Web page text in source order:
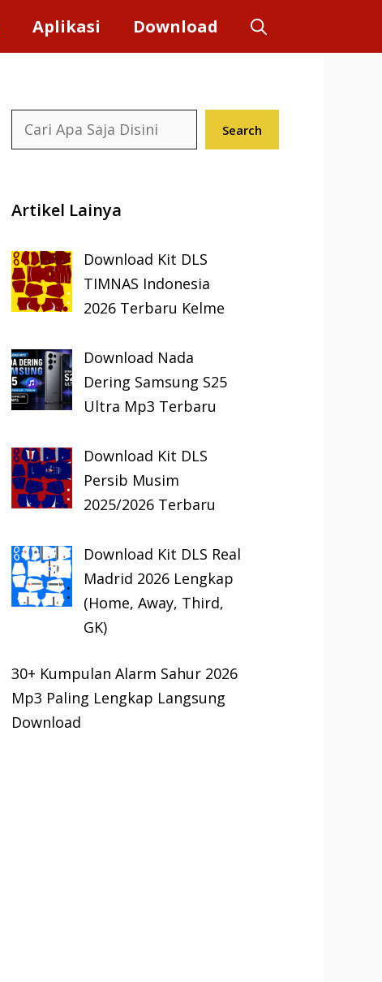
Aplikasi Download
Search Search
Artikel Lainya
Download Kit DLS
TIMNAS Indonesia
2026 Terbaru Kelme
Download Nada
Dering Samsung S25
Ultra Mp3 Terbaru
Download Kit DLS
Persib Musim
2025/2026 Terbaru
Download Kit DLS Real
Madrid 2026 Lengkap
(Home, Away, Third,
GK)
30+ Kumpulan Alarm Sahur 2026
Mp3 Paling Lengkap Langsung
Download